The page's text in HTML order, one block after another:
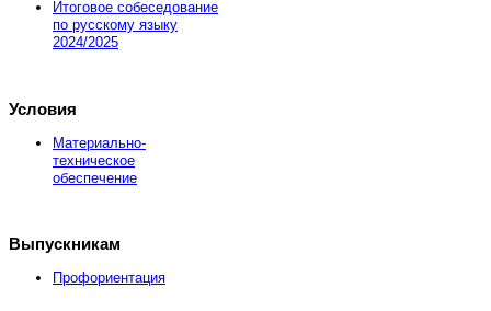
Итоговое собеседование
по русскому языку
2024/2025
Условия
Материально-
техническое
обеспечение
Выпускникам
Профориентация